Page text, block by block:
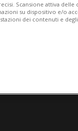
Scansione attiva
su dispositivo e/o
dei contenuti e